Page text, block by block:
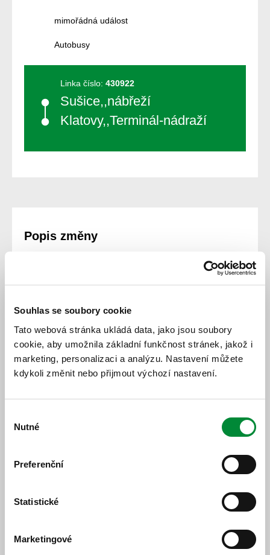
Souhlas se soubory cookie
Tato webová stránka ukládá data, jako jsou soubory
cookie, aby umožnila základní funkčnost stránek, jakož i
marketing, personalizaci a analýzu. Nastavení můžete
kdykoli změnit nebo přijmout výchozí nastavení.
souhlasu
Nutné
Preferenční
Statistické
Marketingové
mimořádná událost
Autobusy
Linka číslo: 430922
Sušice,,nábřeží
Klatovy,,Terminál-nádraží
Popis změny
Z důvodu cizí DN dochází k opoždění níže uvedených
Ovlivněné spoje
922/24 Klatovy,,Terminál-nádraží (17:13) v úseku
Mochtín,,u prodejny - Sušice,,nábřeží opožděn o cca
30 minut.
922/23 Sušice,,nábřeží (17:05) - Klatovy,,Terminál-